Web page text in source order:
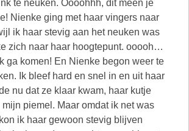
te neuken. Oooohhh, dit meen je
Nienke ging met haar vingers naar
ik haar stevig aan het neuken was
zich naar haar hoogtepunt. ooooh…
ga komen! En Nienke begon weer te
Ik bleef hard en snel in en uit haar
nu dat ze klaar kwam, haar kutje
piemel. Maar omdat ik net was
ik haar gewoon stevig blijven